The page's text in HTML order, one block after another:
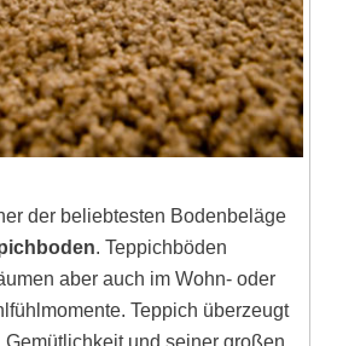
der beliebtesten Bodenbeläge
. Teppichböden
aber auch im Wohn- oder
Teppich überzeugt
Gemütlichkeit und seiner großen